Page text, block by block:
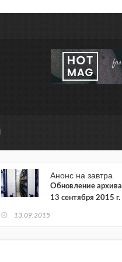
Анонс на завтра
Обновление архива
13 сентября 2015 г.
13.09.2015